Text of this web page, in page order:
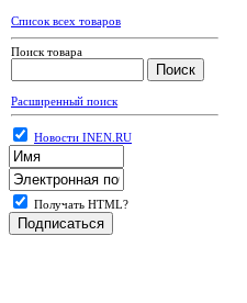
Список всех товаров
Поиск товара
Расширенный поиск
Новости INEN.RU
Получать HTML?